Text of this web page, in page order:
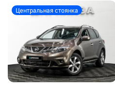
Бесплатный звонок
Автоцентр Кар Плаза
Центральная стоянка